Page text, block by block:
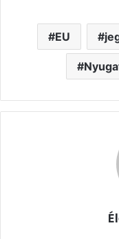
EU